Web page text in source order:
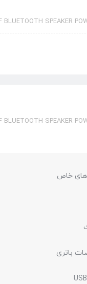
BLUETOOTH SPEAKER
BLUETOOTH SPEAKER
خاص
باتری